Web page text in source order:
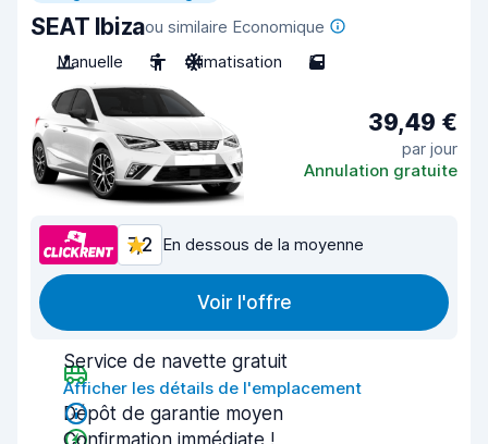
SEAT Ibizaou similaire Economique
Manuelle
5 Climatisation 5
39,49 €
par jour
Annulation gratuite
7,2 En dessous de la moyenne
Voir l'offre
Service de navette gratuit
Afficher les détails de l'emplacement
Dépôt de garantie moyen
Confirmation immédiate !